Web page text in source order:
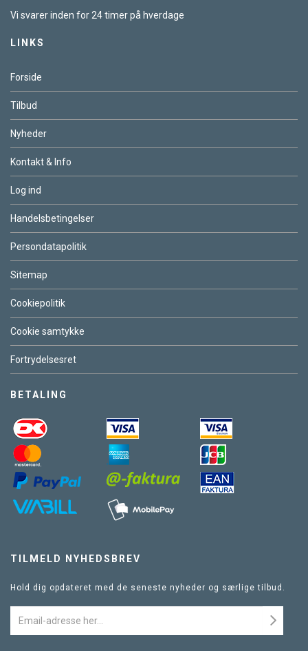
Vi svarer inden for 24 timer på hverdage
LINKS
Forside
Tilbud
Nyheder
Kontakt & Info
Log ind
Handelsbetingelser
Persondatapolitik
Sitemap
Cookiepolitik
Cookie samtykke
Fortrydelsesret
BETALING
TILMELD NYHEDSBREV
Hold dig opdateret med de seneste nyheder og særlige tilbud.